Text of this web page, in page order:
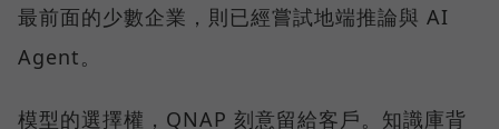
最前面的少數企業，則已經嘗試地端推論與 AI
Agent。
模型的選擇權，QNAP 刻意留給客戶。知識庫背